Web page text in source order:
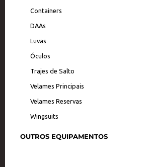
Containers
DAAs
Luvas
Óculos
Trajes de Salto
Velames Principais
Velames Reservas
Wingsuits
OUTROS EQUIPAMENTOS